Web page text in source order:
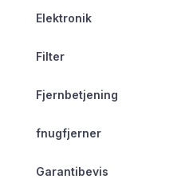
Elektronik
Filter
Fjernbetjening
fnugfjerner
Garantibevis